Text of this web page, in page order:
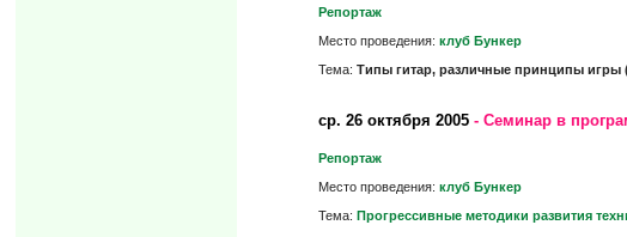
Репортаж
Место проведения: клуб Бункер
Тема: Типы гитар, различные принципы игры
ср. 26 октября 2005- Семинар в
Репортаж
Место проведения: клуб Бункер
Тема: Прогрессивные методики развития